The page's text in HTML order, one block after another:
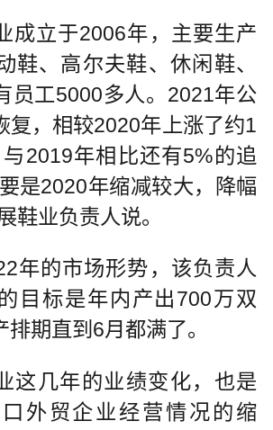
成立于2006年，主要生产
鞋、高尔夫鞋、休闲鞋、
员工5000多人。2021年公
复，相较2020年上涨了约1
2019年相比还有5%的追
是2020年缩减较大，降幅
鞋业负责人说。
年的市场形势，该负责人
目标是年内产出700万双
期直到6月都满了。
这几年的业绩变化，也是
外贸企业经营情况的缩